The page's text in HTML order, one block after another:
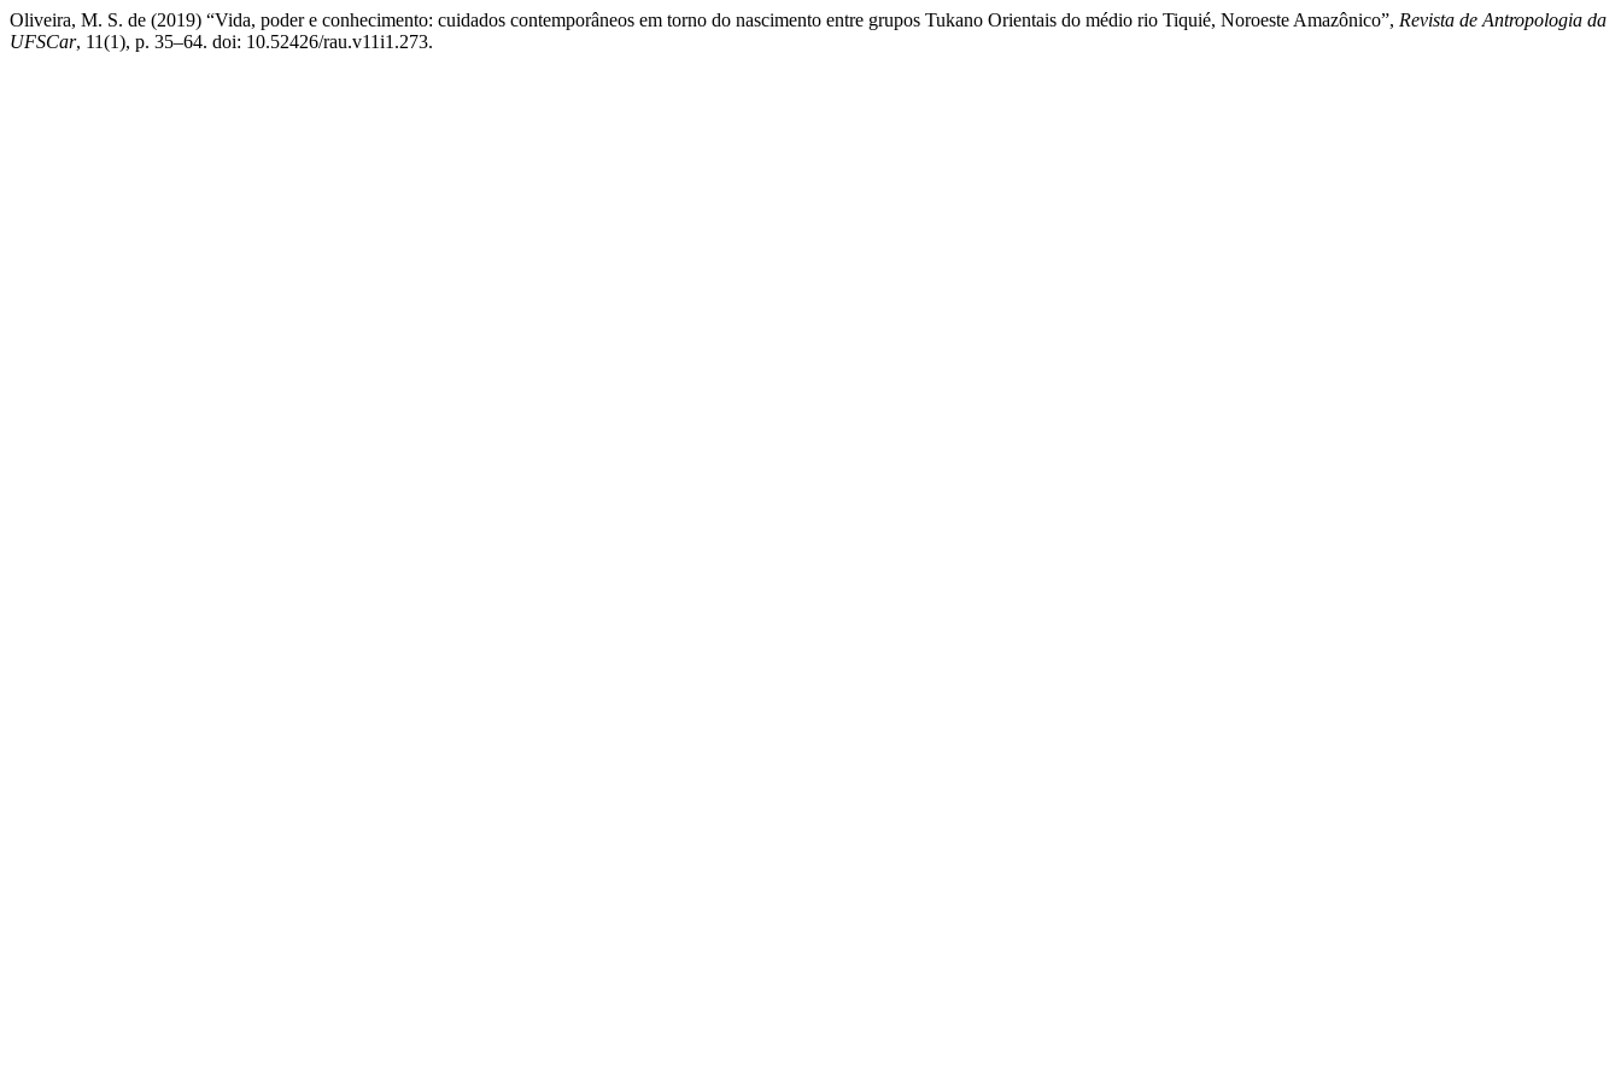
Oliveira, M. S. de (2019) “Vida, poder e conhecimento: cuidados contemporâneos em torno do nascimento entre grupos Tukano Orientais do médio rio Tiquié, Noroeste Amazônico”, Revista de Antropologia da
UFSCar, 11(1), p. 35–64. doi: 10.52426/rau.v11i1.273.